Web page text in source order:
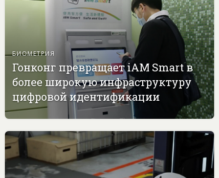
БИОМЕТРИЯ
Гонконг превращает iAM Smart в
более широкую инфраструктуру
цифровой идентификации